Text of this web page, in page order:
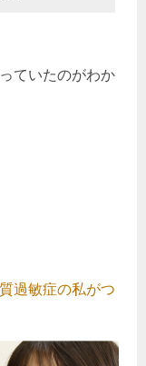
ていたのがわか
過敏症の私がつ